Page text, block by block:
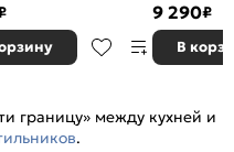
9 290₽
В
границу» между кухней и
.